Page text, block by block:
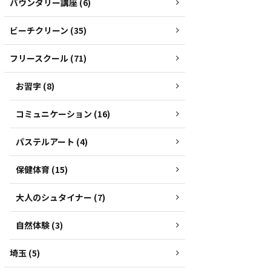
バウンダリー講座 (6)
ビーチクリーン (35)
フリースクール (71)
お習字 (8)
コミュニケーション (16)
パステルアート (4)
保健体育 (15)
大人のシュタイナー (7)
自然体験 (3)
埼玉 (5)